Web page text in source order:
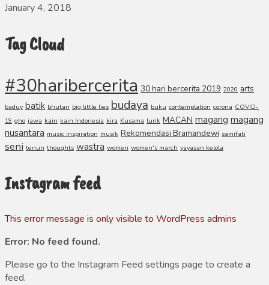
January 4, 2018
Tag Cloud
#30haribercerita 30 hari bercerita 2019 2020 arts
baduy batik bhutan big little lies budaya buku contemplation corona COVID-
19 gho jawa kain kain Indonesia kira Kusama lurik MACAN magang magang
nusantara music inspiration musik Rekomendasi Bramandewi samifati
seni tenun thoughts wastra women women's march yayasan kelola
Instagram feed
This error message is only visible to WordPress admins
Error: No feed found.
Please go to the Instagram Feed settings page to create a
feed.